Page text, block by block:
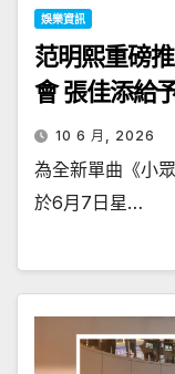
娛樂資訊
范明熙重磅
會 張佳添給
10 6 月, 2026
為全新單曲《小
於6月7日星…